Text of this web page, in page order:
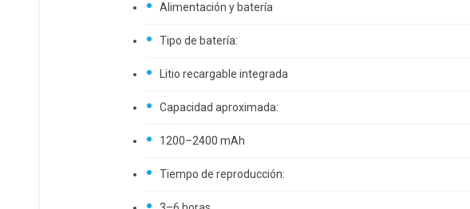
Alimentación y batería
Tipo de batería:
Litio recargable integrada
Capacidad aproximada:
1200–2400 mAh
Tiempo de reproducción: